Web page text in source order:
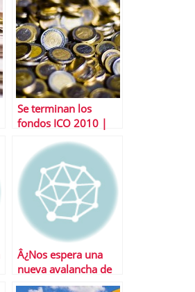
Se terminan los
fondos ICO 2010 |
operaciones
Â¿Nos espera una
nueva avalancha de
convertibles?